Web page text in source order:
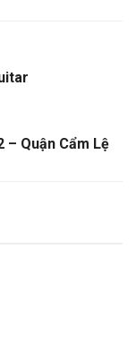
– Quận Cẩm Lệ